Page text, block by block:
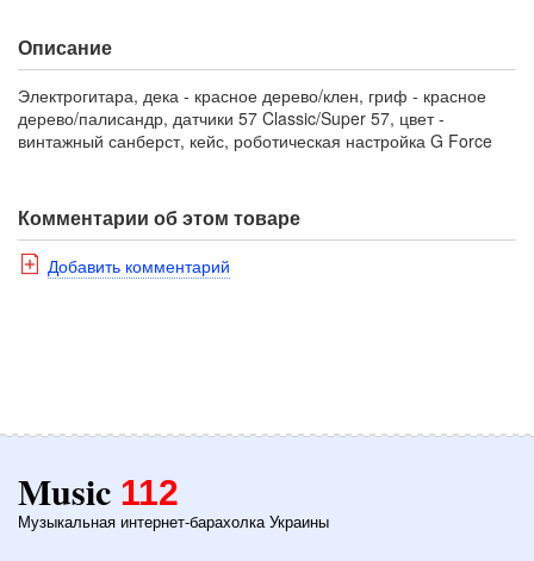
Описание
Электрогитара, дека - красное дерево/клен, гриф - красное
дерево/палисандр, датчики 57 Classic/Super 57, цвет -
винтажный санберст, кейс, роботическая настройка G Force
Комментарии об этом товаре
Добавить комментарий
Music 112
Музыкальная интернет-барахолка Украины